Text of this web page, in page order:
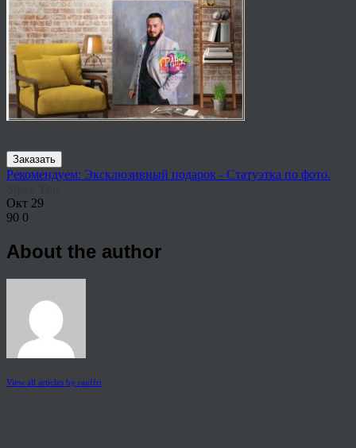
Заказать
Рекомендуем: Эксклюзивный подарок - Статуэтка по фото.
Окт 29
90 0
About the author
View all articles by rauffri